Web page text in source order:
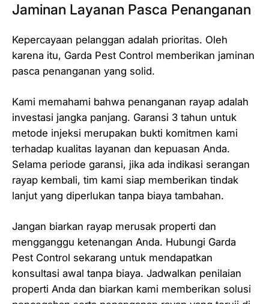
Jaminan Layanan Pasca Penanganan
Kepercayaan pelanggan adalah prioritas. Oleh
karena itu, Garda Pest Control memberikan jaminan
pasca penanganan yang solid.
Kami memahami bahwa penanganan rayap adalah
investasi jangka panjang. Garansi 3 tahun untuk
metode injeksi merupakan bukti komitmen kami
terhadap kualitas layanan dan kepuasan Anda.
Selama periode garansi, jika ada indikasi serangan
rayap kembali, tim kami siap memberikan tindak
lanjut yang diperlukan tanpa biaya tambahan.
Jangan biarkan rayap merusak properti dan
mengganggu ketenangan Anda. Hubungi Garda
Pest Control sekarang untuk mendapatkan
konsultasi awal tanpa biaya. Jadwalkan penilaian
properti Anda dan biarkan kami memberikan solusi